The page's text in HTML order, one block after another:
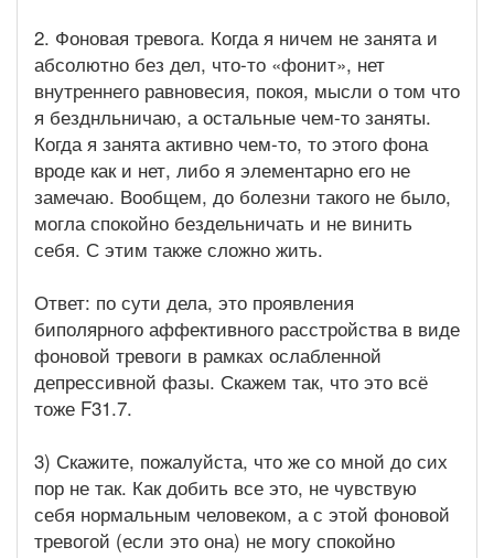
2. Фоновая тревога. Когда я ничем не занята и
абсолютно без дел, что-то «фонит», нет
внутреннего равновесия, покоя, мысли о том что
я безднльничаю, а остальные чем-то заняты.
Когда я занята активно чем-то, то этого фона
вроде как и нет, либо я элементарно его не
замечаю. Вообщем, до болезни такого не было,
могла спокойно бездельничать и не винить
себя. С этим также сложно жить.
Ответ: по сути дела, это проявления
биполярного аффективного расстройства в виде
фоновой тревоги в рамках ослабленной
депрессивной фазы. Скажем так, что это всё
тоже F31.7.
3) Скажите, пожалуйста, что же со мной до сих
пор не так. Как добить все это, не чувствую
себя нормальным человеком, а с этой фоновой
тревогой (если это она) не могу спокойно